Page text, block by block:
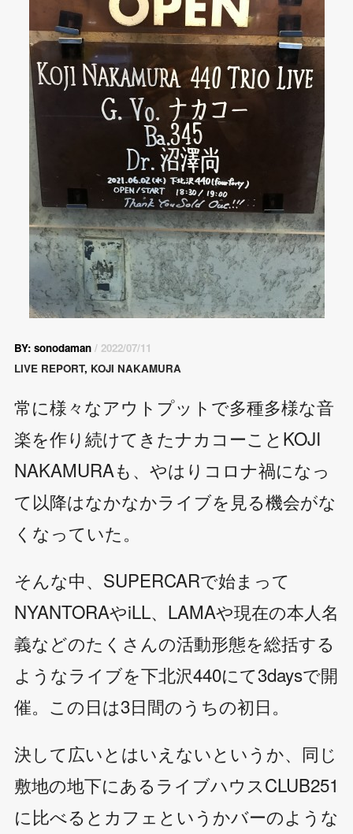
BY: sonodaman/ 2022/07/11
LIVE REPORT, KOJI NAKAMURA
常に様々なアウトプットで多種多様な音
楽を作り続けてきたナカコーことKOJI
NAKAMURAも、やはりコロナ禍になっ
て以降はなかなかライブを見る機会がな
くなっていた。
そんな中、SUPERCARで始まって
NYANTORAやiLL、LAMAや現在の本人名
義などのたくさんの活動形態を総括する
ようなライブを下北沢440にて3daysで開
催。この日は3日間のうちの初日。
決して広いとはいえないというか、同じ
敷地の地下にあるライブハウスCLUB251
に比べるとカフェというかバーのような